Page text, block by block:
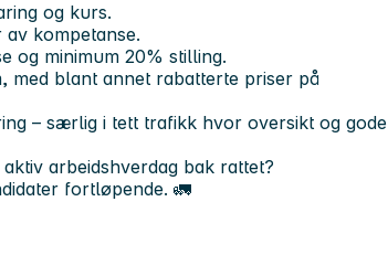
og kurs.
kompetanse.
og minimum 20% stilling.
med blant annet rabatterte priser på
– særlig i tett trafikk hvor oversikt og gode
arbeidshverdag bak rattet?
fortløpende. 🚛